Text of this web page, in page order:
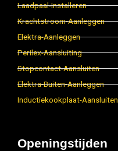
Laadpaal-Installeren
Krachtstroom-Aanleggen
Elektra-Aanleggen
Perilex-Aansluiting
Stopcontact-Aansluiten
Elektra-Buiten-Aanleggen
Inductiekookplaat-Aansluiten
Openingstijden